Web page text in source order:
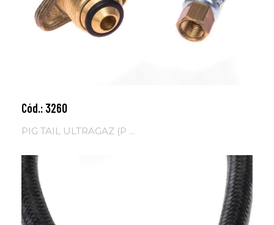
Cód.: 3260
PIG TAIL ULTRAGAZ (P ...
Adicionar ao carrinho